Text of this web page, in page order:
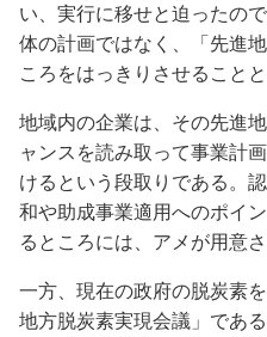
い、実行に移せと迫ったの
体の計画ではなく、「先進
ころをはっきりさせることと
地域内の企業は、その先進
ャンスを読み取って事業計
けるという段取りである。
和や助成事業適用へのポイ
るところには、アメが用意さ
一方、現在の政府の脱炭素
地方脱炭素実現会議」であ